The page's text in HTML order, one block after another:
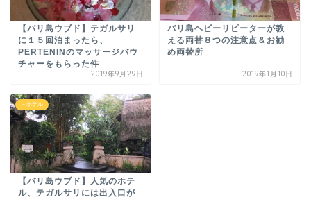
【バリ島ウブド】テガルサリ
に１５回泊まったら、
PERTENINのマッサージバウ
チャーをもらった件
2019年9月29日
バリ島ヘビーリピーターが教
える両替８つの注意点＆お勧
め両替所
2019年1月10日
－ホテル
【バリ島ウブド】人気のホテ
ル、テガルサリには出入口が